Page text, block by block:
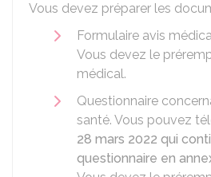
Vous devez préparer les
Formulaire avis
Vous devez le
médical.
Questionnaire
santé. Vous pouvez
28 mars 2022 qui
questionnaire en